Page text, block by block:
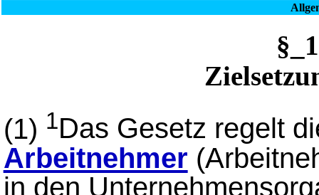
(1) 1Das Gesetz regelt
Arbeitnehmer
in den